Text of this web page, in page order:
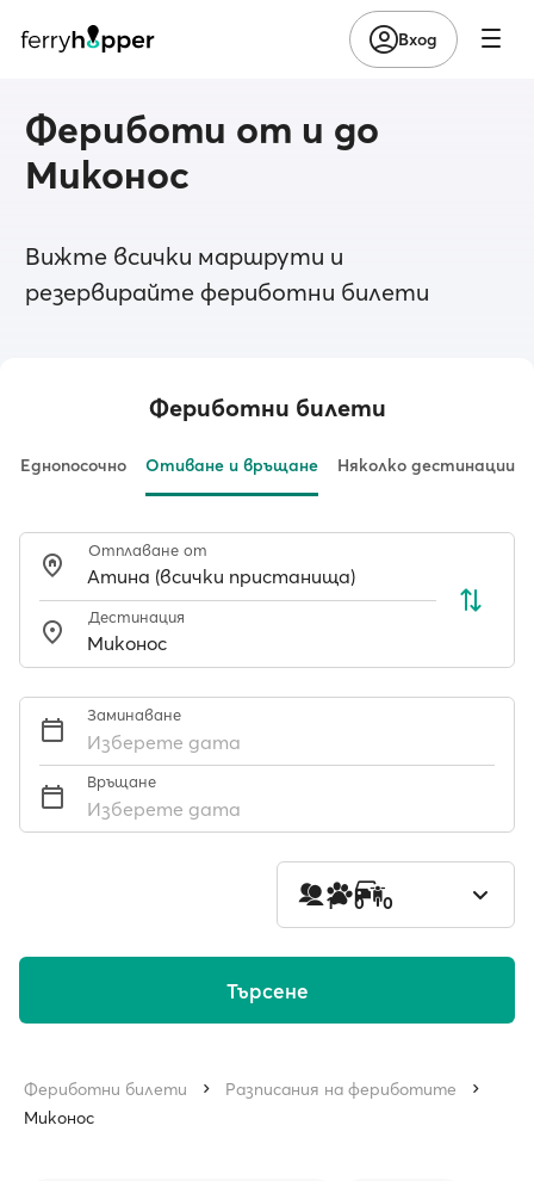
Вход
Фериботи от и до
Миконос
Вижте всички маршрути и
резервирайте фериботни билети
Фериботни билети
Еднопосочно Отиване и връщане Няколко дестинации
Отплаване от
Дестинация
Заминаване
Изберете дата
Връщане
Изберете дата
1 0 0
Търсене
Фериботни билети
Разписания на фериботите
Миконос